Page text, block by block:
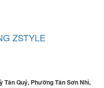
ZSTYLE
Tân Quý, Phường Tân Sơn Nhì,